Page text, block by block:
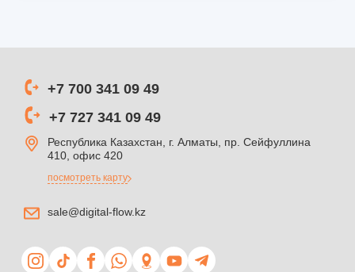
+7 700 341 09 49
+7 727 341 09 49
Республика Казахстан, г. Алматы, пр. Сейфуллина
410, офис 420
посмотреть карту
sale@digital-flow.kz